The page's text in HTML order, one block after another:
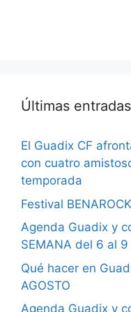
Últimas entradas
El Guadix CF
con cuatro
temporada
Festival
Agenda Guadix y
SEMANA del 6 al
Qué hacer en
AGOSTO
Agenda Guadix y